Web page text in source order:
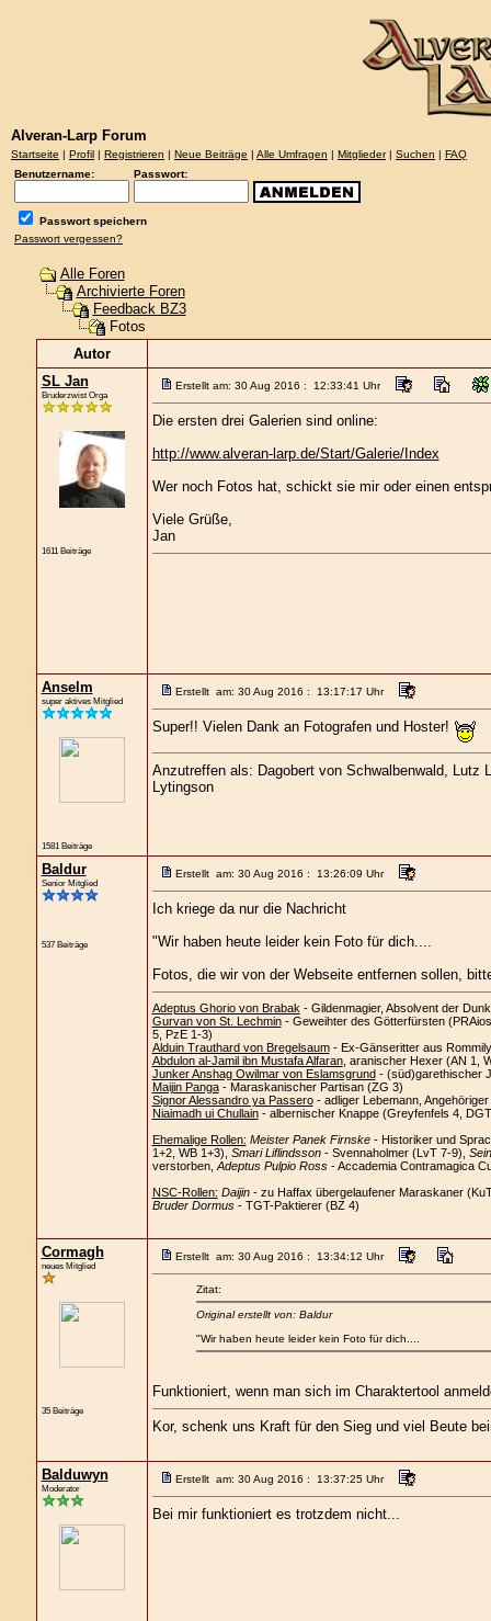
Alveran-Larp Forum
Startseite | Profil | Registrieren | Neue Beiträge | Alle Umfragen | Mitglieder| Suchen | FAQ
Benutzername:
Passwort:
Passwort speichern
Passwort vergessen?
Alle Foren
Archivierte Foren
Feedback BZ3
Fotos
Autor
SL Jan
Bruderzwist Orga
1611 Beiträge
Erstellt am: 30 Aug 2016 : 12:33:41 Uhr
Die ersten drei Galerien sind online:
http://www.alveran-larp.de/Start/Galerie/Index
Wer noch Fotos hat, schickt sie mir oder einen
Viele Grüße,
Jan
Anselm
super aktives Mitglied
1581 Beiträge
Erstellt am: 30 Aug 2016 : 13:17:17 Uhr
Super!! Vielen Dank an Fotografen und Hoster!
Anzutreffen als: Dagobert von Schwalbenwald, Lutz
Lytingson
Baldur
Senior Mitglied
537 Beiträge
Erstellt am: 30 Aug 2016 : 13:26:09 Uhr
Ich kriege da nur die Nachricht
"Wir haben heute leider kein Foto für dich....
Fotos, die wir von der Webseite entfernen sollen,
Adeptus Ghorio von Brabak - Gildenmagier, Absolvent der
Gurvan von St. Lechmin- Geweihter des Götterfürsten
5, PzE 1-3)
Alduin Trauthard von Bregelsaum- Ex-Gänseritter aus
Abdulon al-Jamil ibn Mustafa Alfaran, aranischer Hexer (AN 1,
Junker Anshag Owilmar von Eslamsgrund- (süd)garethischer
Maijin Panga- Maraskanischer Partisan (ZG 3)
Signor Alessandro ya Passero- adliger Lebemann,
Niaimadh ui Chullain- albernischer Knappe (Greyfenfels 4,
Ehemalige Rollen: Meister Panek Firnske- Historiker und
1+2, WB 1+3), Smari Liflindsson- Svennaholmer (LvT 7-9),
verstorben, Adeptus Pulpio Ross- Accademia Contramagica
NSC-Rollen: Daijin- zu Haffax übergelaufener Maraskaner
Bruder Dormus- TGT-Paktierer (BZ 4)
Cormagh
neues Mitglied
35 Beiträge
Erstellt am: 30 Aug 2016 : 13:34:12 Uhr
Zitat:
Original erstellt von: Baldur
"Wir haben heute leider kein Foto für dich....
Funktioniert, wenn man sich im Charaktertool
Kor, schenk uns Kraft für den Sieg und viel Beute
Balduwyn
Moderator
Erstellt am: 30 Aug 2016 : 13:37:25 Uhr
Bei mir funktioniert es trotzdem nicht...